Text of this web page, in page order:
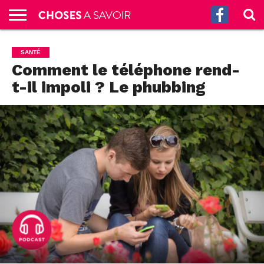
CULTURE
G.
SCIENCES
SANTÉ
HISTOIRE
ÉCONOMIE
INCROYABLE
!
TECH
AUTRES
S’ABONNER
AUX
PODCASTS
CONTACT
A
PROPOS
SANTÉ
Comment le téléphone rend-
t-il impoli ? Le phubbing